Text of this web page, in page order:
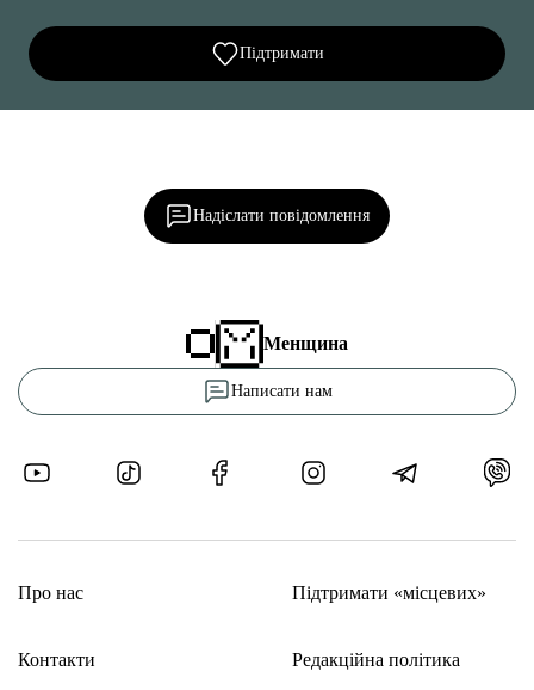
Підтримати
Надіслати повідомлення
Менщина
Написати нам
Про нас
Контакти
Підтримати «місцевих»
Редакційна політика